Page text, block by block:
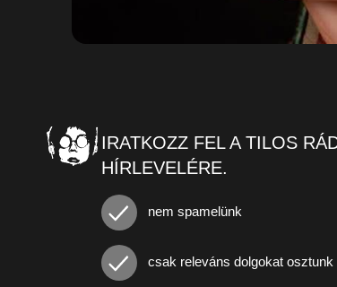
IRATKOZZ FEL A TILOS
HÍRLEVELÉRE.
nem spamelünk
csak releváns dolgokat osztunk